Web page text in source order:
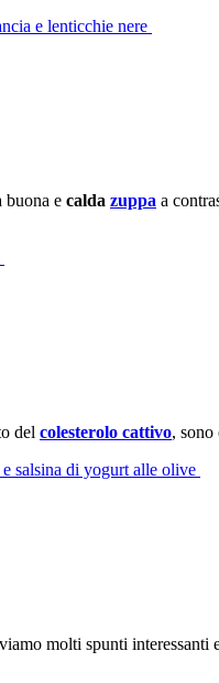
e lenticchie nere
buona e calda zuppa a
del colesterolo cattivo, sono
salsina di yogurt alle olive
molti spunti interessanti